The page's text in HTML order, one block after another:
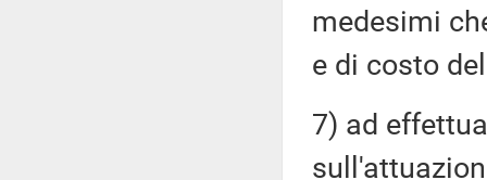
medesimi
e di costo
7) ad